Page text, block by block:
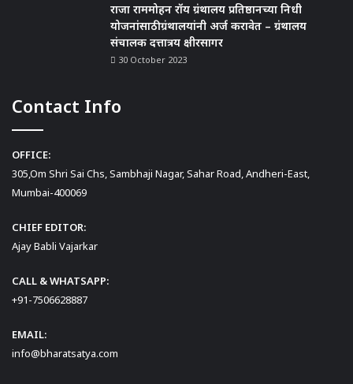
राजा राममोहन रॉय ग्रंथालय प्रतिष्ठानच्या निधी
योजनांसाठी ग्रंथालयांनी अर्ज करावेत – ग्रंथालय
संचालक दत्तात्रय क्षीरसागर
30 October 2023
Contact Info
OFFICE:
305,Om Shri Sai Chs, Sambhaji Nagar, Sahar Road, Andheri-East,
Mumbai-400069
CHIEF EDITOR:
Ajay Babli Vajarkar
CALL & WHATSAPP:
+91-7506628887
EMAIL:
info@bharatsatya.com